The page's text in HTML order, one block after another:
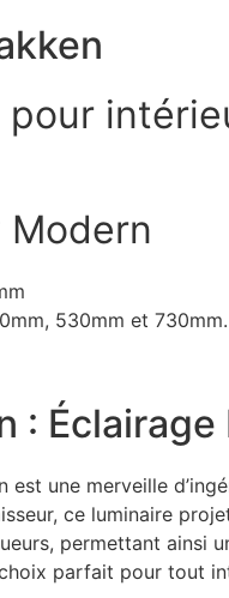
pour
530mm et 730mm.
:
une merveille
ce luminaire
permettant ainsi
parfait pour tout